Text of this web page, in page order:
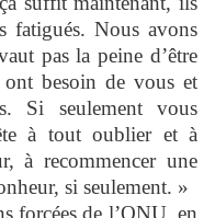
fatigués. Nous avons
pas la peine d’être
ont besoin de vous et
Si seulement vous
à tout oublier et à
à recommencer une
si seulement. »
forcées de l’ONU, en